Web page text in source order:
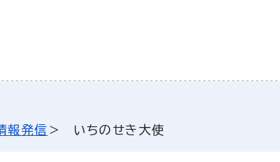
報発信 いちのせき大使